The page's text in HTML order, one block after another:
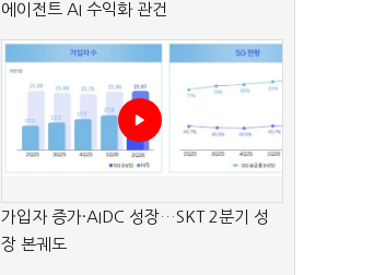
에이전트 AI 수익화 관건
가입자 증가·AIDC 성장…SKT 2분기 성
장 본궤도